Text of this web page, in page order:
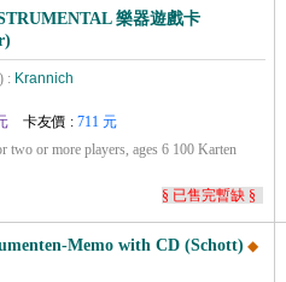
樂器遊戲卡
: Krannich
卡友價 : 711 元
two or more players, ages 6 100 Karten
§ 已售完暫缺 §
Memo with CD (Schott) ◆